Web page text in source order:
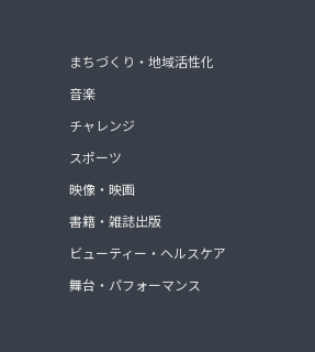
まちづくり・地域活性化
音楽
チャレンジ
スポーツ
映像・映画
書籍・雑誌出版
ビューティー・ヘルスケア
舞台・パフォーマンス